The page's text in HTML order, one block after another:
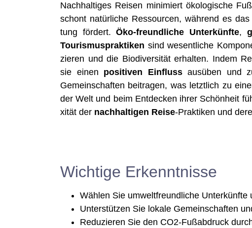
Nach­hal­ti­ges Rei­sen mini­miert öko­lo­gi­sche
schont natür­li­che Res­sour­cen, wäh­rend es
tung för­dert.Öko-freund­li­che Unter­künf­te,
Tou­ris­mus­prak­ti­ken sind wesent­li­che
zie­ren und die Bio­di­ver­si­tät erhal­ten. Indem
sie einen posi­ti­ven Ein­flussaus­üben und
Gemein­schaf­ten bei­tra­gen, was letzt­lich zu
der Welt und beim Ent­de­cken ihrer Schön­heit
xi­tät der nach­hal­ti­gen Rei­se-Prak­ti­ken und
Wichtige Erkenntnisse
Wäh­len Sie umwelt­freund­li­che Unter­künf­te
Unter­stüt­zen Sie loka­le Gemein­schaf­ten
Redu­zie­ren Sie den CO2-Fuß­ab­druck